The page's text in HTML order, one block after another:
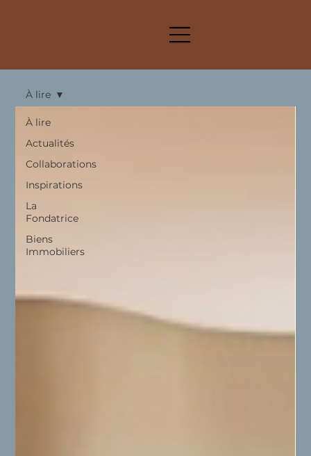
À lire
Actualités
Collaborations
Inspirations
La
Fondatrice
Biens
Immobiliers
À lire